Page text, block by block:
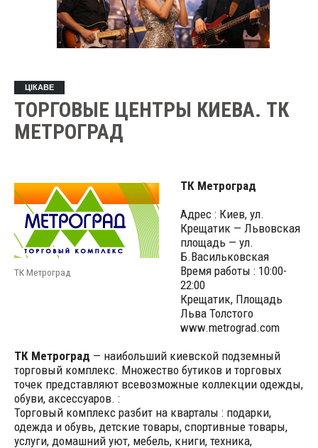
ЦІКАВЕ
ТОРГОВЫЕ ЦЕНТРЫ КИЕВА. ТК
МЕТРОГРАД
ТК Метроград
ТК Метроград
Адрес : Киев, ул.
Крещатик — Львовская
площадь — ул.
Б.Васильковская
Время работы : 10:00-
22:00
Крещатик, Площадь
Льва Толстого
www.metrograd.com
ТК Метроград — наибольший киевской подземный
торговый комплекс. Множество бутиков и торговых
точек представляют всевозможные коллекции одежды,
обуви, аксессуаров. :
Торговый комплекс разбит на кварталы : подарки,
одежда и обувь, детские товары, спортивные товары,
услуги, домашний уют, мебель, книги, техника,